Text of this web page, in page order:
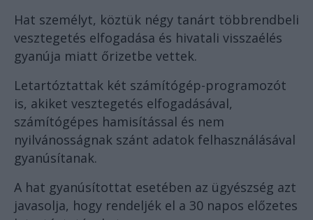
Hat személyt, köztük négy tanárt többrendbeli
vesztegetés elfogadása és hivatali visszaélés
gyanúja miatt őrizetbe vettek.
Letartóztattak két számítógép-programozót
is, akiket vesztegetés elfogadásával,
számítógépes hamisítással és nem
nyilvánosságnak szánt adatok felhasználásával
gyanúsítanak.
A hat gyanúsítottat esetében az ügyészség azt
javasolja, hogy rendeljék el a 30 napos előzetes